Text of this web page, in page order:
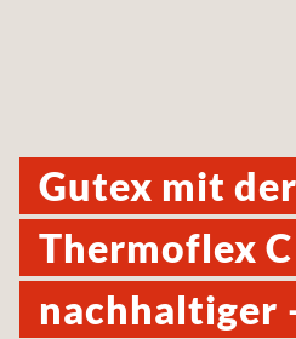
Gutex mit
Thermoflex
nachhaltiger